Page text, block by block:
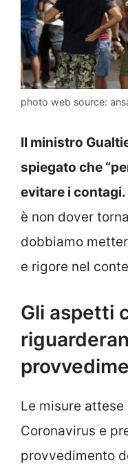
photo web source:
Il ministro
spiegato che
evitare i contagi.
è non dover
dobbiamo
e rigore nel
Gli aspetti
Le misure
Coronavirus e
provvedimento